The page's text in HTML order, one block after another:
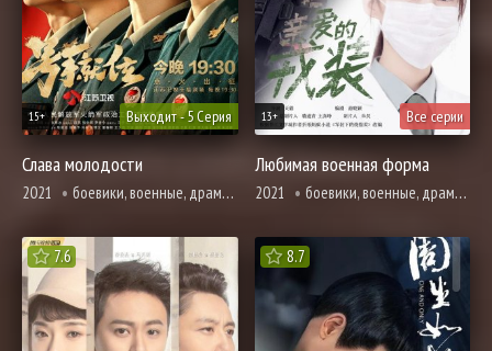
Выходит - 5 Серия
15+
Слава молодости
2021 боевики, военные, драма, про молодость и любовь, про школу и школьников
Все серии
13+
Любимая военная форма
2021 боевики, военные, драма, про врачей и медицину, мелодрама, адаптация новел, романтика
7.6 8.7